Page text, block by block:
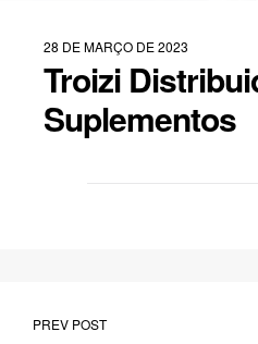
28 DE MARÇO DE 2023
Troizi
Suplementos
PREV POST